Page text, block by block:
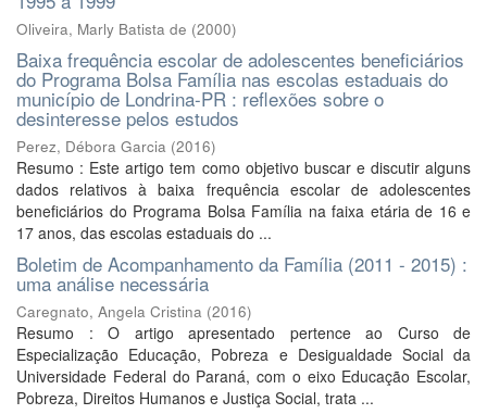
Oliveira, Marly Batista de (2000)
Baixa frequência escolar de adolescentes beneficiários
do Programa Bolsa Família nas escolas estaduais do
município de Londrina-PR : reflexões sobre o
desinteresse pelos estudos
Perez, Débora Garcia (2016)
Resumo : Este artigo tem como objetivo buscar e discutir alguns
dados relativos à baixa frequência escolar de adolescentes
beneficiários do Programa Bolsa Família na faixa etária de 16 e
17 anos, das escolas estaduais do ...
Boletim de Acompanhamento da Família (2011 - 2015) :
uma análise necessária
Caregnato, Angela Cristina (2016)
Resumo : O artigo apresentado pertence ao Curso de
Especialização Educação, Pobreza e Desigualdade Social da
Universidade Federal do Paraná, com o eixo Educação Escolar,
Pobreza, Direitos Humanos e Justiça Social, trata ...